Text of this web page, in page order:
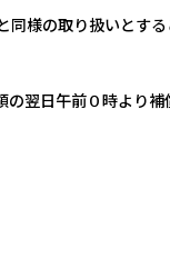
様の取り扱いとする
翌日午前０時より補